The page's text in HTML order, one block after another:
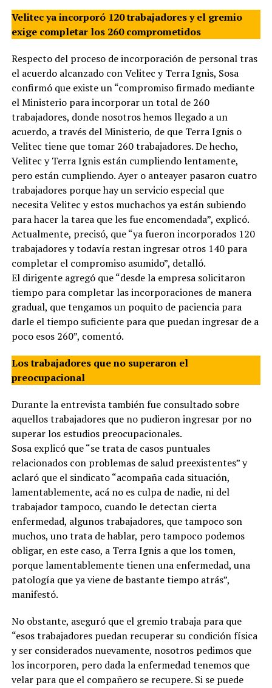
Velitec ya incorporó 120 trabajadores y el gremio
exige completar los 260 comprometidos
Respecto del proceso de incorporación de personal tras
el acuerdo alcanzado con Velitec y Terra Ignis, Sosa
confirmó que existe un “compromiso firmado mediante
el Ministerio para incorporar un total de 260
trabajadores, donde nosotros hemos llegado a un
acuerdo, a través del Ministerio, de que Terra Ignis o
Velitec tiene que tomar 260 trabajadores. De hecho,
Velitec y Terra Ignis están cumpliendo lentamente,
pero están cumpliendo. Ayer o anteayer pasaron cuatro
trabajadores porque hay un servicio especial que
necesita Velitec y estos muchachos ya están subiendo
para hacer la tarea que les fue encomendada”, explicó.
Actualmente, precisó, que “ya fueron incorporados 120
trabajadores y todavía restan ingresar otros 140 para
completar el compromiso asumido”, detalló.
El dirigente agregó que “desde la empresa solicitaron
tiempo para completar las incorporaciones de manera
gradual, que tengamos un poquito de paciencia para
darle el tiempo suficiente para que puedan ingresar de a
poco esos 260”, comentó.
Los trabajadores que no superaron el
preocupacional
Durante la entrevista también fue consultado sobre
aquellos trabajadores que no pudieron ingresar por no
superar los estudios preocupacionales.
Sosa explicó que “se trata de casos puntuales
relacionados con problemas de salud preexistentes” y
aclaró que el sindicato “acompaña cada situación,
lamentablemente, acá no es culpa de nadie, ni del
trabajador tampoco, cuando le detectan cierta
enfermedad, algunos trabajadores, que tampoco son
muchos, uno trata de hablar, pero tampoco podemos
obligar, en este caso, a Terra Ignis a que los tomen,
porque lamentablemente tienen una enfermedad, una
patología que ya viene de bastante tiempo atrás”,
manifestó.
No obstante, aseguró que el gremio trabaja para que
“esos trabajadores puedan recuperar su condición física
y ser considerados nuevamente, nosotros pedimos que
los incorporen, pero dada la enfermedad tenemos que
velar para que el compañero se recupere. Si se puede